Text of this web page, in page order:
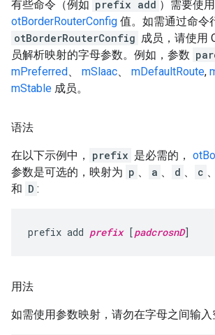
有些命令（例如 prefix add ）需要使用
otBorderRouterConfig 值。如需通过命令
otBorderRouterConfig 成员，请使用
员解析映射的字母参数。例如，参数
mPreferred、 mSlaac、 mDefaultRoute,
mStable 成员。
语法
在以下示例中， prefix 是必需的，
参数是可选的，映射为 p 、 a 、 d 、 c 、
和 D :
prefix add prefix [padcrosnD]
用法
如需使用参数映射，请勿在字母之间输入